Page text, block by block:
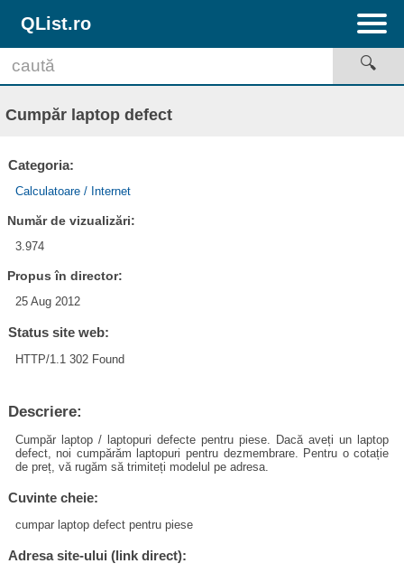
QList.ro
Cumpăr laptop defect
Categoria:
Calculatoare / Internet
Număr de vizualizări:
3.974
Propus în director:
25 Aug 2012
Status site web:
HTTP/1.1 302 Found
Descriere:
Cumpăr laptop / laptopuri defecte pentru piese. Dacă aveți un laptop
defect, noi cumpărăm laptopuri pentru dezmembrare. Pentru o cotație
de preț, vă rugăm să trimiteți modelul pe adresa.
Cuvinte cheie:
cumpar laptop defect pentru piese
Adresa site-ului (link direct):